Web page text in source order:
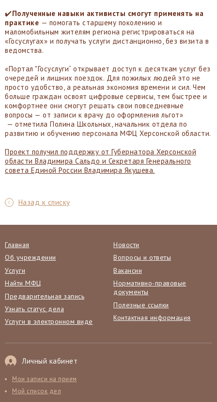
✔️Полученные навыки активисты смогут применять на
практике — помогать старшему поколению и
маломобильным жителям региона регистрироваться на
«Госуслугах» и получать услуги дистанционно, без визита в
ведомства.
«Портал "Госуслуги“ открывает доступ к десяткам услуг без
очередей и лишних поездок. Для пожилых людей это не
просто удобство, а реальная экономия времени и сил. Чем
больше граждан освоят цифровые сервисы, тем быстрее и
комфортнее они смогут решать свои повседневные
вопросы — от записи к врачу до оформления льгот»
— отметила Полина Школьных, начальник отдела по
развитию и обучению персонала МФЦ Херсонской области.
Проект получил поддержку от Губернатора Херсонской
области Владимира Сальдо и Секретаря Генерального
совета Единой России Владимира Якушева.
Назад к списку
Главная
Об учреждении
Услуги
Найти МФЦ
Предварительная запись
Узнать статус дела
Услуги в электронном виде
Новости
Вопросы и ответы
Вакансии
Нормативно-правовые
документы
Полезные ссылки
Контактная информация
Личный кабинет
Мои записи на прием
Мой список дел